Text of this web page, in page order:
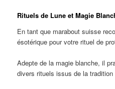
Rituels de Lune et Magie
En tant que marabout suisse
ésotérique pour votre rituel de
Adepte de la magie blanche, il
divers rituels issus de la tradition